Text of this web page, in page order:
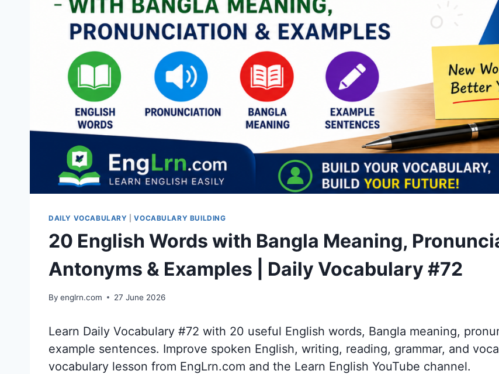
DAILY VOCABULARY |VOCABULARY BUILDING
20 English Words with Bangla Meaning,
Antonyms & Examples | Daily Vocabulary #72
By englrn.com 27 June 2026
Learn Daily Vocabulary #72 with 20 useful English words, Bangla meaning,
example sentences. Improve spoken English, writing, reading, grammar, and
vocabulary lesson from EngLrn.com and the Learn English YouTube channel.